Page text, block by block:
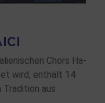
Chors Ha-
wird, enthält 14
Tradition aus